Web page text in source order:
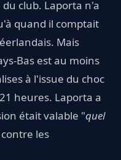
du club. Laporta n'a
quand il comptait
Mais
Bas est au moins
à l'issue du choc
heures. Laporta a
était valable "quel
les